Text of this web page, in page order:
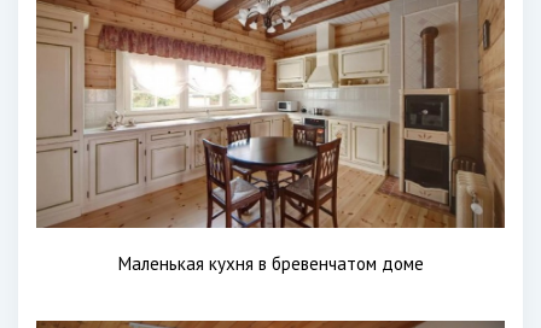
Маленькая кухня в бревенчатом доме